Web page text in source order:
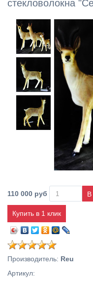
стекловолокна
110 000 руб
Купить в 1 клик
Производитель: Reu
Артикул: